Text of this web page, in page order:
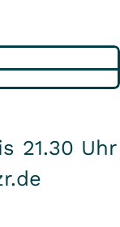
21.30 Uhr